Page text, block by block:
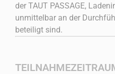
der TAUT PASSAGE,
unmittelbar an der
beteiligt sind.